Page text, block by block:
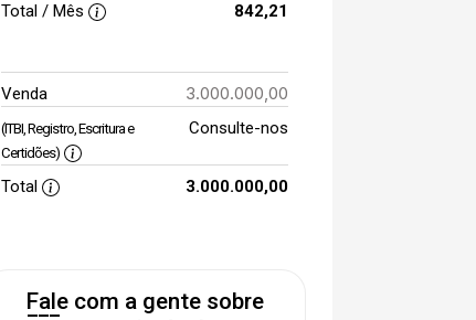
Total / Mês
842,21
Venda 3.000.000,00
(ITBI, Registro, Escritura e
Certidões)
Consulte-nos
Total 3.000.000,00
Fale com a gente sobre